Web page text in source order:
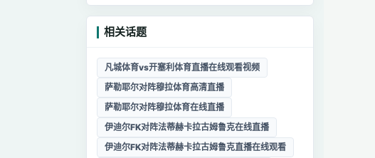
相关话题
凡城体育vs开塞利体育直播在线观看视频
萨勒耶尔对阵穆拉体育高清直播
萨勒耶尔对阵穆拉体育在线直播
伊迪尔FK对阵法蒂赫卡拉古姆鲁克在线直播
伊迪尔FK对阵法蒂赫卡拉古姆鲁克直播在线观看